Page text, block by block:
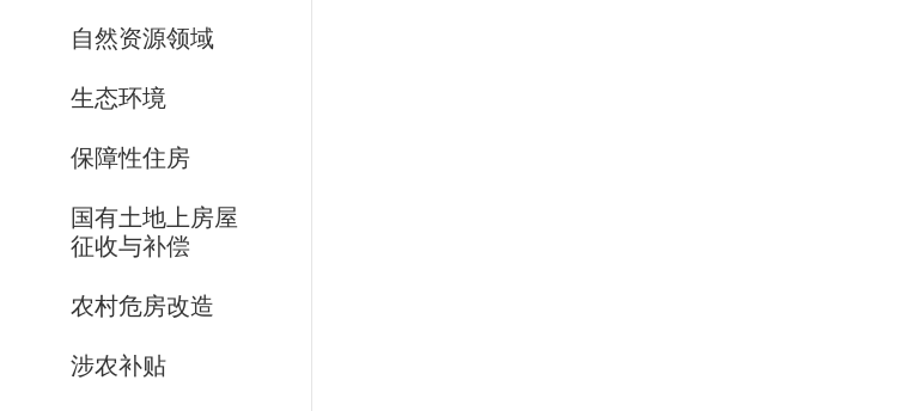
自然资源领域
生态环境
保障性住房
国有土地上房屋
征收与补偿
农村危房改造
涉农补贴